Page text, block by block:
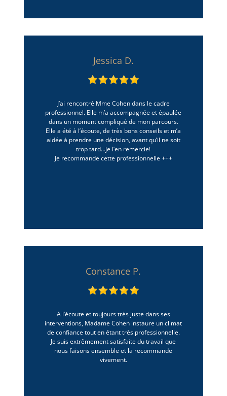
Jessica D.
J’ai rencontré Mme Cohen dans le cadre
professionnel. Elle m’a accompagnée et épaulée
dans un moment compliqué de mon parcours.
Elle a été à l’écoute, de très bons conseils et m’a
aidée à prendre une décision, avant qu’il ne soit
trop tard…je l’en remercie!
Je recommande cette professionnelle +++
Constance P.
A l’écoute et toujours très juste dans ses
interventions, Madame Cohen instaure un climat
de confiance tout en étant très professionnelle.
Je suis extrêmement satisfaite du travail que
nous faisons ensemble et la recommande
vivement.